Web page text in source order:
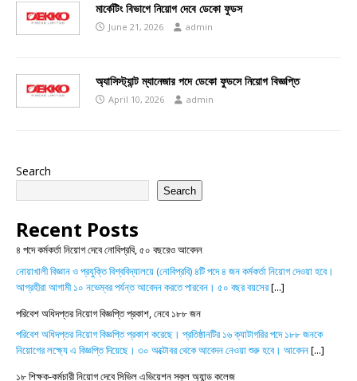
মার্কেটিং বিভাগে নিয়োগ দেবে ডেকো ফুডস
June 21, 2026 admin
অ্যাসিস্ট্যান্ট ম্যানেজার পদে ডেকো ফুডসে নিয়োগ বিজ্ঞপ্তি
April 10, 2026 admin
Search
Search
Recent Posts
৪ পদে কর্মকর্তা নিয়োগ দেবে নোবিপ্রবি, ৫০ বছরেও আবেদন
নোয়াখালী বিজ্ঞান ও প্রযুক্তি বিশ্ববিদ্যালয়ে (নোবিপ্রবি) ৪টি পদে ৪ জন কর্মকর্তা নিয়োগ দেওয়া হবে।
আগ্রহীরা আগামী ১০ নভেম্বর পর্যন্ত আবেদন করতে পারবেন। ৫০ বছর বয়সের[...]
পরিবেশ অধিদপ্তর নিয়োগ বিজ্ঞপ্তি প্রকাশ, নেবে ১৮৮ জন
পরিবেশ অধিদপ্তর নিয়োগ বিজ্ঞপ্তি প্রকাশ করেছে। প্রতিষ্ঠানটির ১৬ ক্যাটাগরির পদে ১৮৮ জনকে
নিয়োগের লক্ষ্যে এ বিজ্ঞপ্তি দিয়েছে। ৩০ অক্টোবর থেকে আবেদন নেওয়া শুরু হবে। আবেদন[...]
১৮ শিক্ষক-কর্মচারী নিয়োগ দেবে সিভিল এভিয়েশন স্কুল অ্যান্ড কলেজ